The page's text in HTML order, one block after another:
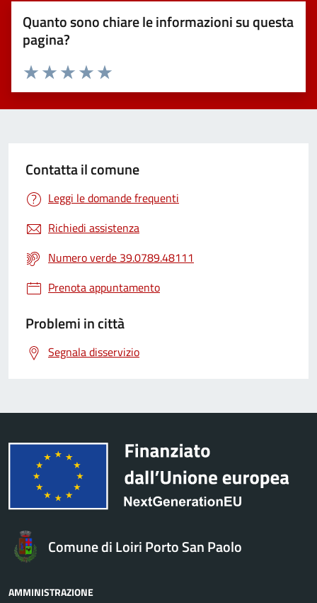
Quanto sono chiare le informazioni su questa
pagina?
Valuta 5 stelle su 5
Valuta 4 stelle su 5
Valuta 3 stelle su 5
Valuta 2 stelle su 5
Valuta 1 stelle su 5
Contatta il comune
Leggi le domande frequenti
Richiedi assistenza
Numero verde 39.0789.48111
Prenota appuntamento
Problemi in città
Segnala disservizio
Comune di Loiri Porto San Paolo
AMMINISTRAZIONE